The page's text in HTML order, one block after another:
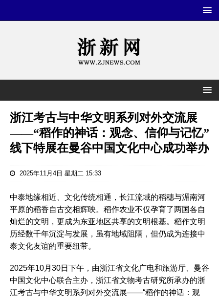
浙江考古与中华文明系列对外交流展
——“稻作的神话：观念、信仰与记忆”
线下特展在曼谷中国文化中心成功举办
2025年11月4日 星期二 15:33
中泰地缘相近、文化传统相通，长江流域的稻穗与湄南河
平原的稻香自古交相辉映。稻作农业不仅孕育了两国各自
灿烂的文明，更成为东亚地区共享的文明根基。稻作文明
历经数千年沉淀与发展，虽有地域阻隔，但仍成为连接中
泰文化友谊的重要纽带。
2025年10月30日下午，由浙江省文化广电和旅游厅、曼谷
中国文化中心联合主办，浙江省文物考古研究所承办的浙
江考古与中华文明系列对外交流展——“稻作的神话：观